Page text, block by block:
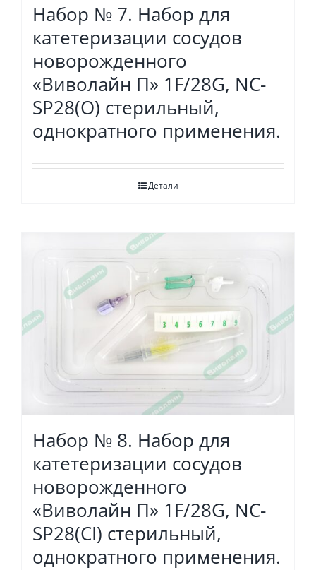
Набор № 7. Набор для
катетеризации сосудов
новорожденного
«Виволайн П» 1F/28G, NC-
SP28(O) стерильный,
однократного применения.
Детали
Набор № 8. Набор для
катетеризации сосудов
новорожденного
«Виволайн П» 1F/28G, NC-
SP28(СI) стерильный,
однократного применения.